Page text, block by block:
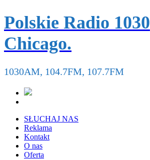
Polskie Radio 1030
Chicago.
1030AM, 104.7FM, 107.7FM
SŁUCHAJ NAS
Reklama
Kontakt
O nas
Oferta